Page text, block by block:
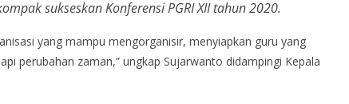
sukseskan Konferensi PGRI XII tahun 2020.
yang mampu mengorganisir, menyiapkan guru yang
perubahan zaman,” ungkap Sujarwanto didampingi Kepala